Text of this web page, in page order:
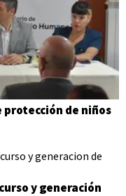
de niños
y generación